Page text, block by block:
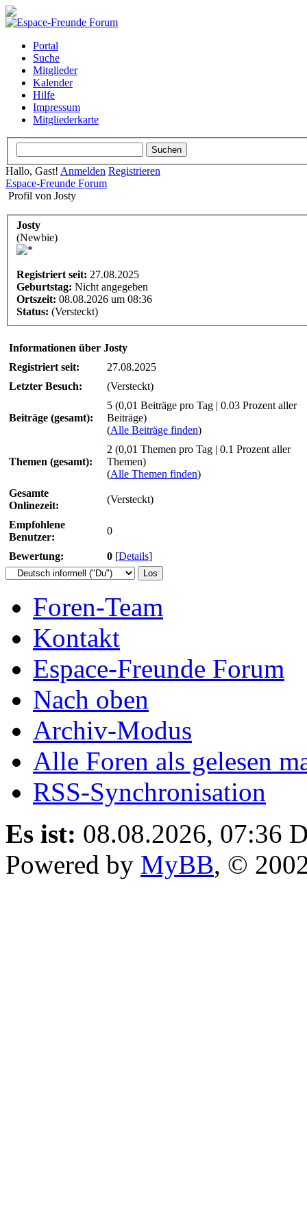
Portal
Suche
Mitglieder
Kalender
Hilfe
Impressum
Mitgliederkarte
Hallo, Gast! Anmelden Registrieren
Espace-Freunde Forum
Profil von Josty
Josty
(Newbie)
Registriert seit: 27.08.2025
Geburtstag: Nicht angegeben
Ortszeit: 08.08.2026 um 08:36
Status: (Versteckt)
Informationen über Josty
Registriert seit:
27.08.2025
Letzter Besuch:
(Versteckt)
Beiträge (gesamt):
5 (0,01 Beiträge pro Tag | 0.03 Prozent aller
Beiträge)
(Alle Beiträge finden)
Themen (gesamt):
2 (0,01 Themen pro Tag | 0.1 Prozent aller
Themen)
(Alle Themen finden)
Gesamte
Onlinezeit:
(Versteckt)
Empfohlene
Benutzer:
0
Bewertung: 0 [Details]
Foren-Team
Kontakt
Espace-Freunde Forum
Nach oben
Archiv-Modus
Alle Foren als gelesen
RSS-Synchronisation
Es ist: 08.08.2026, 07:36
Powered by MyBB, ©